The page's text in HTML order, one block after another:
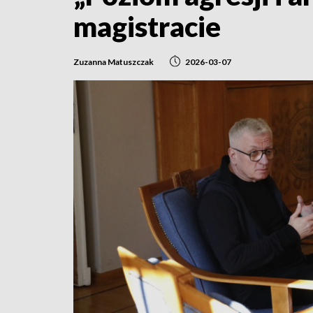
magistracie
Zuzanna Matuszczak 2026-03-07